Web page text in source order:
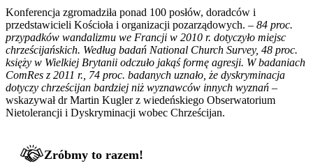
Konferencja zgromadziła ponad 100 posłów, doradców i
przedstawicieli Kościoła i organizacji pozarządowych. – 84 proc.
przypadków wandalizmu we Francji w 2010 r. dotyczyło miejsc
chrześcijańskich. Według badań National Church Survey, 48 proc.
księży w Wielkiej Brytanii odczuło jakąś formę agresji. W badaniach
ComRes z 2011 r., 74 proc. badanych uznało, że dyskryminacja
dotyczy chrześcijan bardziej niż wyznawców innych wyznań –
wskazywał dr Martin Kugler z wiedeńskiego Obserwatorium
Nietolerancji i Dyskryminacji wobec Chrześcijan.
Zróbmy to razem!